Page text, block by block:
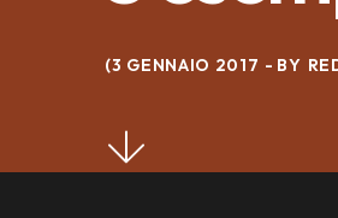
3 GENNAIO 2017 BY